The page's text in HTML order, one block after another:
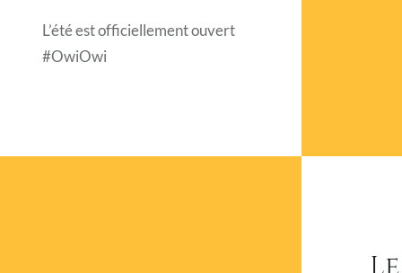
L’été est officiellement ouvert
#OwiOwi